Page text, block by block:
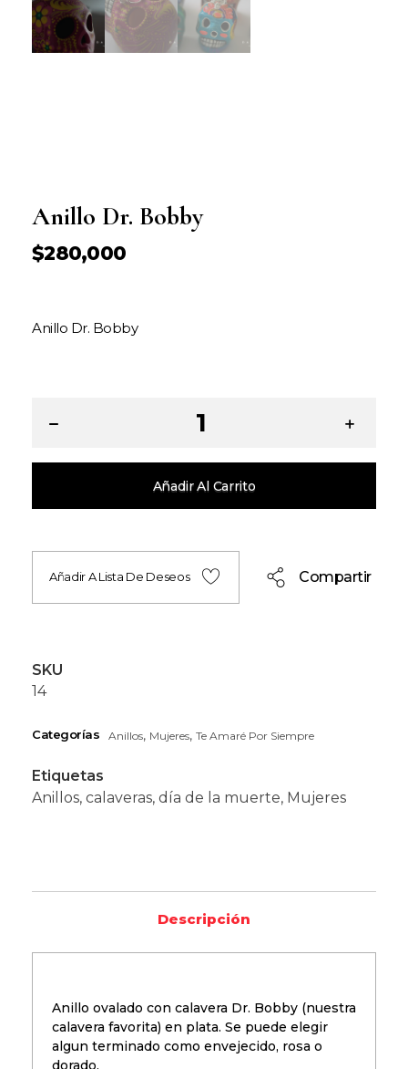
Anillo Dr. Bobby
$280,000
Anillo Dr. Bobby
Añadir Al Carrito
Añadir A Lista De Deseos Compartir
SKU
14
Categorías Anillos, Mujeres,Te Amaré Por Siempre
Etiquetas
Anillos, calaveras, día de la muerte, Mujeres
Descripción
Anillo ovalado con calavera Dr. Bobby (nuestra
calavera favorita) en plata. Se puede elegir
algun terminado como envejecido, rosa o
dorado.